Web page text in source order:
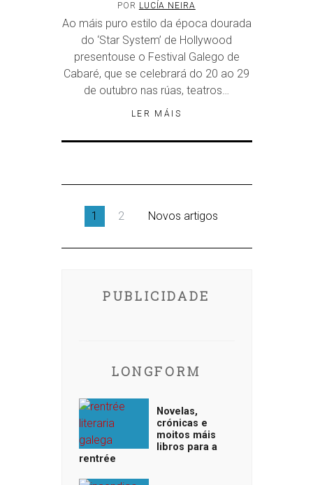
POR LUCÍA NEIRA
Ao máis puro estilo da época dourada
do ‘Star System’ de Hollywood
presentouse o Festival Galego de
Cabaré, que se celebrará do 20 ao 29
de outubro nas rúas, teatros…
LER MÁIS
1 2 Novos artigos
PUBLICIDADE
LONGFORM
Novelas,
crónicas e
moitos máis
libros para a
rentrée